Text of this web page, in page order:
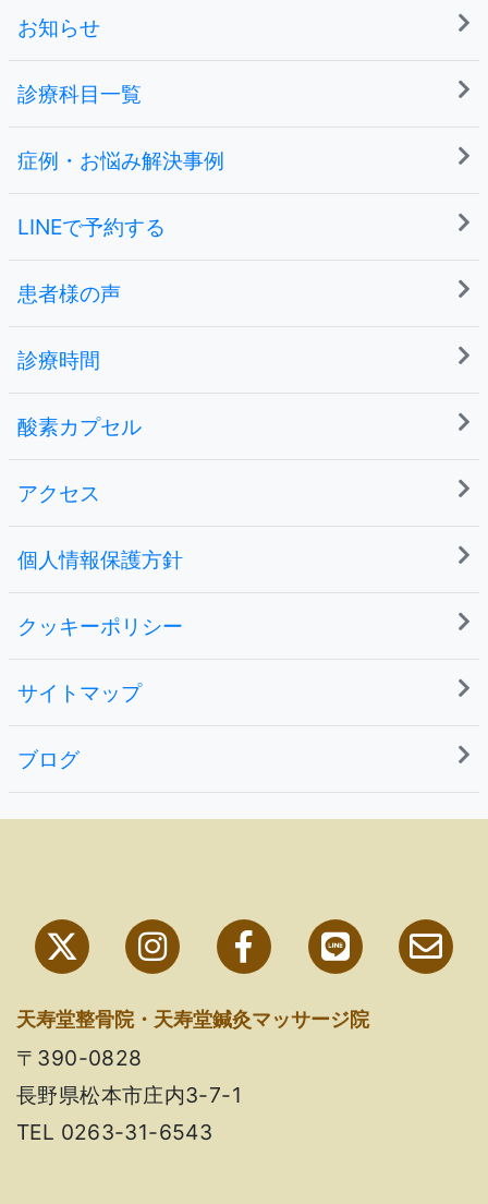
お知らせ
診療科目一覧
症例・お悩み解決事例
LINEで予約する
患者様の声
診療時間
酸素カプセル
アクセス
個人情報保護方針
クッキーポリシー
サイトマップ
ブログ
天寿堂整骨院・天寿堂鍼灸マッサージ院
〒390-0828
長野県松本市庄内3-7-1
TEL 0263-31-6543